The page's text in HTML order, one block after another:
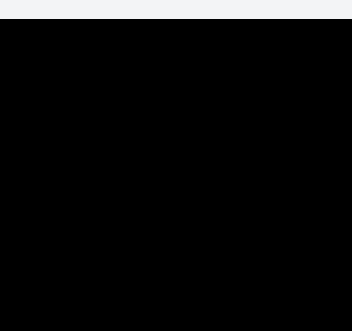
dragen aan de verlevendiging